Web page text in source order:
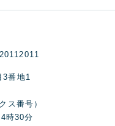
番地1
ス番号）
時30分